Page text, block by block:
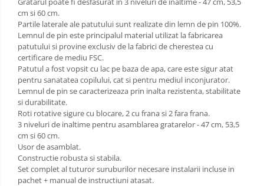
cm si 60 cm.
Partile laterale ale patutului sunt realizate din lemn de pin 100%.
Lemnul de pin este principalul material utilizat la fabricarea
patutului si provine exclusiv de la fabrici de cherestea cu
certificare de mediu FSC.
Patutul a fost vopsit cu lac pe baza de apa, care este sigur atat
pentru sanatatea copilului, cat si pentru mediul inconjurator.
Lemnul de pin se caracterizeaza prin inalta rezistenta, stabilitate
si durabilitate.
Roti rotative sigure cu blocare, 2 cu frana si 2 fara frana.
3 niveluri de inaltime pentru asamblarea gratarelor - 47 cm, 53,5
cm si 60 cm.
Usor de asamblat.
Constructie robusta si stabila.
Set complet al tuturor suruburilor necesare instalarii incluse in
pachet + manual de instructiuni atasat.